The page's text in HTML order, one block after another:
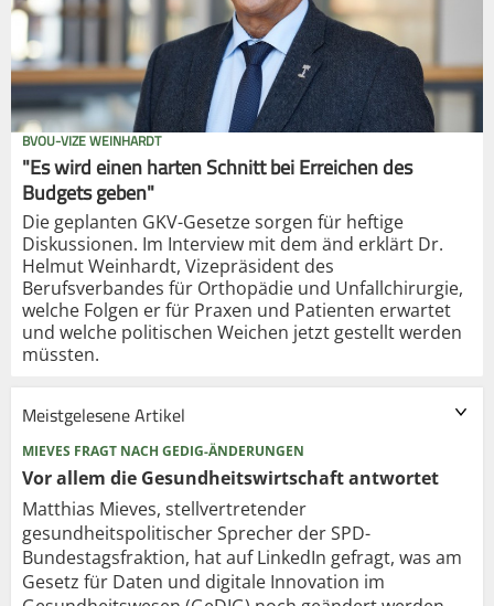
BVOU-VIZE WEINHARDT
"Es wird einen harten Schnitt bei Erreichen des
Budgets geben"
Die geplanten GKV-Gesetze sorgen für heftige
Diskussionen. Im Interview mit dem änd erklärt Dr.
Helmut Weinhardt, Vizepräsident des
Berufsverbandes für Orthopädie und Unfallchirurgie,
welche Folgen er für Praxen und Patienten erwartet
und welche politischen Weichen jetzt gestellt werden
müssten.
Meistgelesene Artikel
MIEVES FRAGT NACH GEDIG-ÄNDERUNGEN
Vor allem die Gesundheits­wirtschaft antwortet
Matthias Mieves, stellvertretender
gesundheitspolitischer Sprecher der SPD-
Bundestagsfraktion, hat auf LinkedIn gefragt, was am
Gesetz für Daten und digitale Innovation im